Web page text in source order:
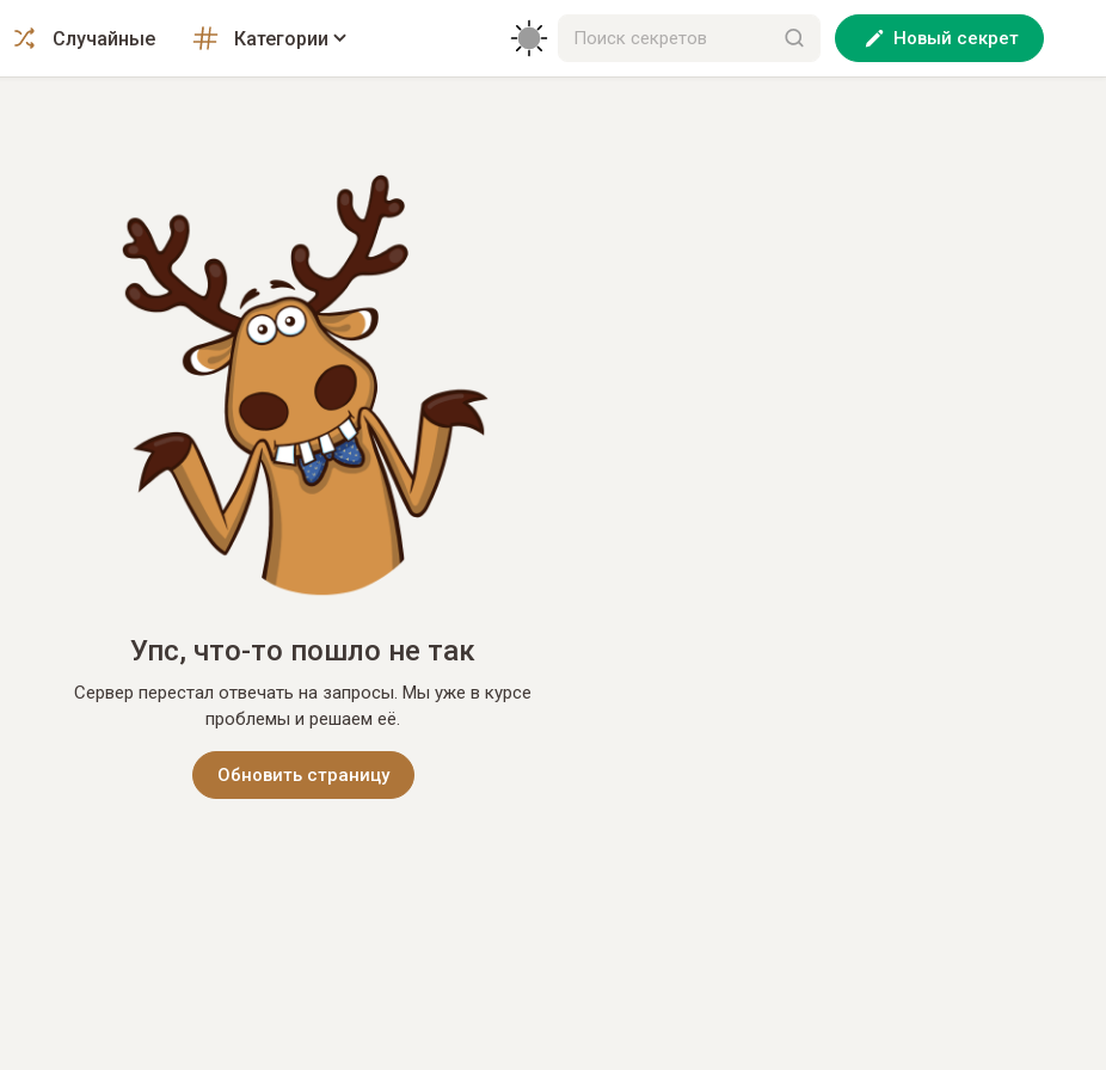
Случайные Категории Новый секрет
Упс, что-то пошло не так
Сервер перестал отвечать на запросы. Мы уже в курсе
проблемы и решаем её.
Обновить страницу